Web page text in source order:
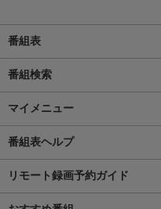
番組表
番組検索
マイメニュー
番組表ヘルプ
リモート録画予約ガイド